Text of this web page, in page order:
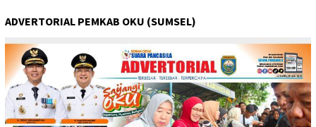
ADVERTORIAL PEMKAB OKU (SUMSEL)